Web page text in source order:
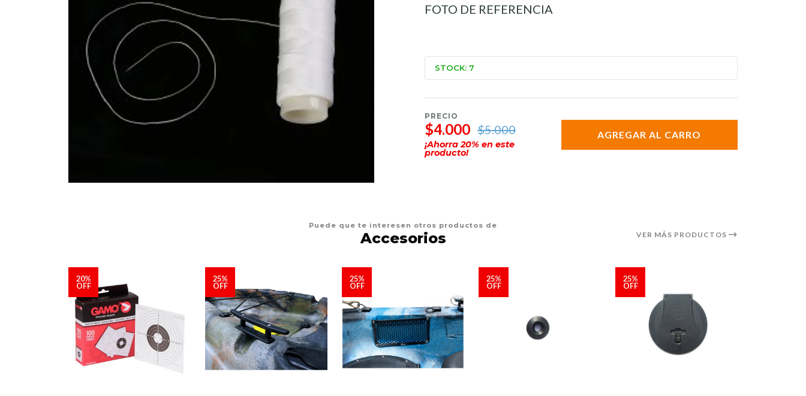
FOTO DE REFERENCIA
STOCK: 7
PRECIO
$4.000 $5.000
¡Ahorra20% en este
producto!
AGREGAR AL CARRO
Puede que te interesen otros productos de
Accesorios VER MÁS PRODUCTOS
20%
OFF
25%
OFF
25%
OFF
25%
OFF
25%
OFF